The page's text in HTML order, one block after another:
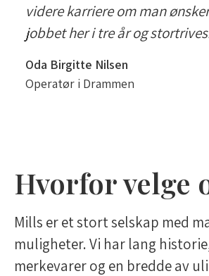
videre karriere om man
jobbet her i tre år og
Oda Birgitte Nilsen
Operatør i Drammen
Hvorfor velge
Mills er et stort selskap med
muligheter. Vi har lang
merkevarer og en bredde av